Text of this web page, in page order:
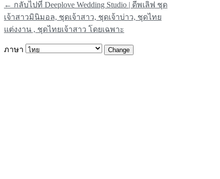
← กลับไปที่ Deeplove Wedding Studio | ดีพเลิฟ ชุด
เจ้าสาวมินิมอล, ชุดเจ้าสาว, ชุดเจ้าบ่าว, ชุดไทย
แต่งงาน , ชุดไทยเจ้าสาว โดยเฉพาะ
ภาษา